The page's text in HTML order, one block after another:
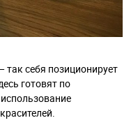
себя позиционирует
готовят по